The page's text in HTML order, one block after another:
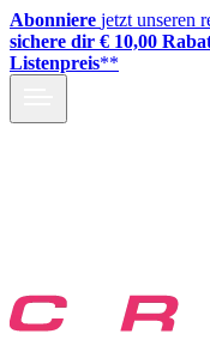
Abonniere jetzt unseren
sichere dir € 10,00
Listenpreis**